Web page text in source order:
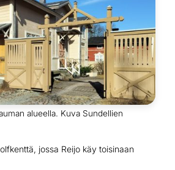
alueella. Kuva Sundellien
jossa Reijo käy toisinaan